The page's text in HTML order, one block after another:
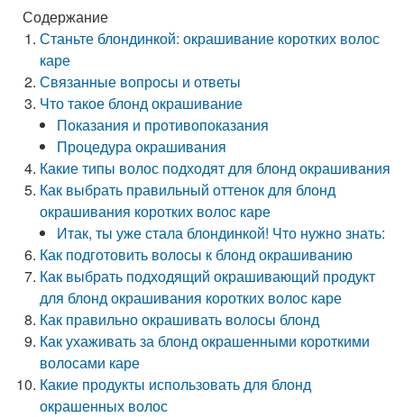
Содержание
Станьте блондинкой: окрашивание коротких волос
каре
Связанные вопросы и ответы
Что такое блонд окрашивание
Показания и противопоказания
Процедура окрашивания
Какие типы волос подходят для блонд окрашивания
Как выбрать правильный оттенок для блонд
окрашивания коротких волос каре
Итак, ты уже стала блондинкой! Что нужно знать:
Как подготовить волосы к блонд окрашиванию
Как выбрать подходящий окрашивающий продукт
для блонд окрашивания коротких волос каре
Как правильно окрашивать волосы блонд
Как ухаживать за блонд окрашенными короткими
волосами каре
Какие продукты использовать для блонд
окрашенных волос